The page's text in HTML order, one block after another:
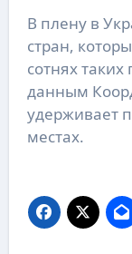
В плену в
стран,
сотнях
данным
удерживает
местах.